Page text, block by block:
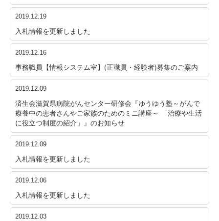
2019.12.19
入札情報を更新しました
2019.12.16
事務職員【情報システム室】(正職員・経験者)募集のご案内
2019.12.09
済生会滋賀県病院がんセンター研修会『ゆうゆう塾～がんで
療養中の患者さんやご家族のためのミニ講座～ 「治療や生活
に役立つ制度の紹介」』のお知らせ
2019.12.09
入札情報を更新しました
2019.12.06
入札情報を更新しました
2019.12.03